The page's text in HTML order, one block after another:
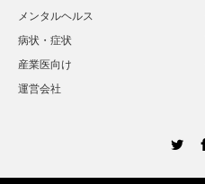
メンタルヘルス
病状・症状
産業医向け
運営会社